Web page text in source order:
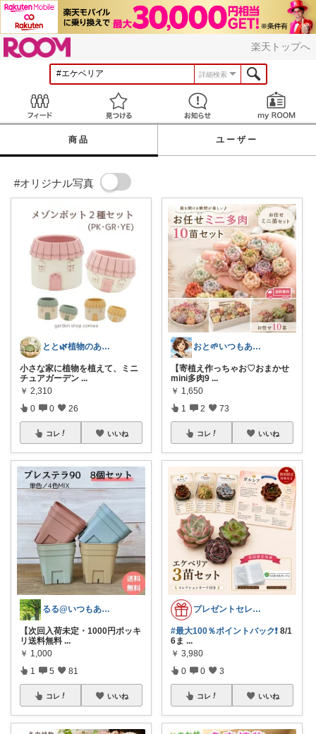
楽天トップへ
詳細検索
見つける お知らせ
商品 ユーザー
#オリジナル写真
とと🌿植物のある暮らし
小さな家に植物を植えて、ミニ
チュアガーデン ...
￥ 2,310
0 0 26
コレ いいね
るる@いつもありがとうございます
【次回入荷未定・1000円ポッキ
リ送料無料 ...
￥ 1,000
1 5 81
コレ いいね
おと🌱いつもありがとう😊
【寄植え作っちゃお♡おまかせ
mini多肉9 ...
￥ 1,650
1 2 73
コレ いいね
プレゼントセレクト館024
#最大100％ポイントバック❗ 8/1
6ま ...
￥ 3,980
0 0 3
コレ いいね